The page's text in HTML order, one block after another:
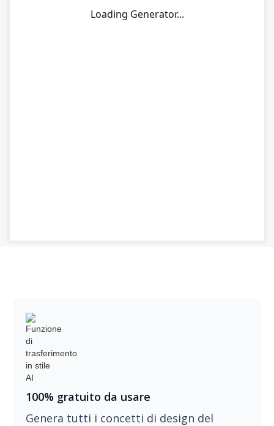
100% gratuito da usare
Genera tutti i concetti di design del